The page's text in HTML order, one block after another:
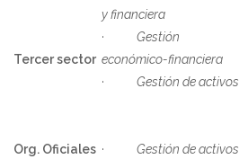
y financiera
Tercer sector
· Gestión
económico-financiera
· Gestión de activos
Org. Oficiales · Gestión de activos